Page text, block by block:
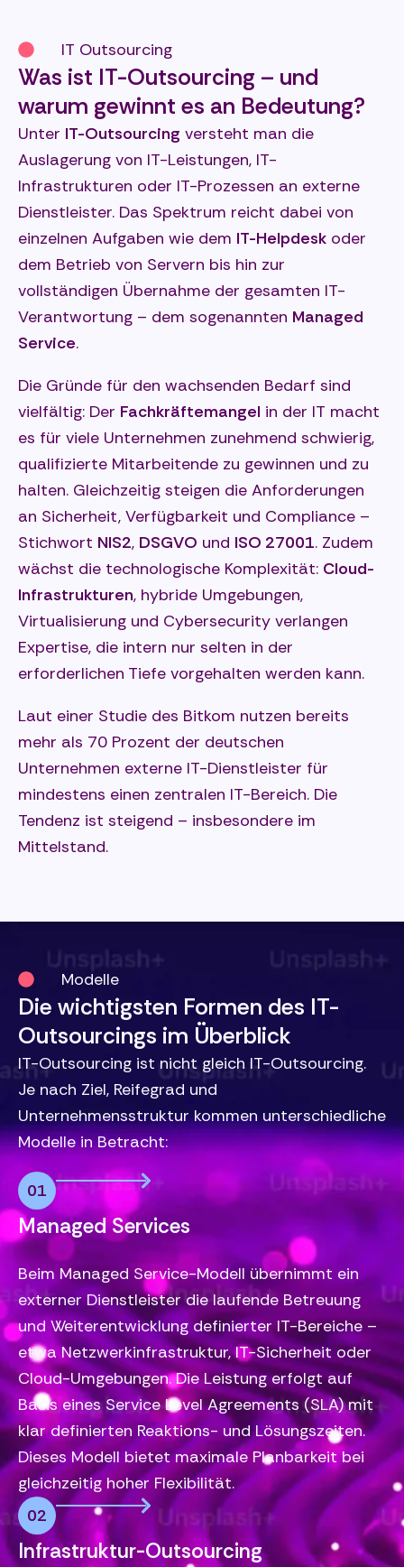
IT Outsourcing
Was ist IT-Outsourcing – und
warum gewinnt es an Bedeutung?
Unter IT-Outsourcing versteht man die
Auslagerung von IT-Leistungen, IT-
Infrastrukturen oder IT-Prozessen an externe
Dienstleister. Das Spektrum reicht dabei von
einzelnen Aufgaben wie dem IT-Helpdesk oder
dem Betrieb von Servern bis hin zur
vollständigen Übernahme der gesamten IT-
Verantwortung – dem sogenannten Managed
Service.
Die Gründe für den wachsenden Bedarf sind
vielfältig: Der Fachkräftemangel in der IT macht
es für viele Unternehmen zunehmend schwierig,
qualifizierte Mitarbeitende zu gewinnen und zu
halten. Gleichzeitig steigen die Anforderungen
an Sicherheit, Verfügbarkeit und Compliance –
Stichwort NIS2, DSGVO und ISO 27001. Zudem
wächst die technologische Komplexität: Cloud-
Infrastrukturen, hybride Umgebungen,
Virtualisierung und Cybersecurity verlangen
Expertise, die intern nur selten in der
erforderlichen Tiefe vorgehalten werden kann.
Laut einer Studie des Bitkom nutzen bereits
mehr als 70 Prozent der deutschen
Unternehmen externe IT-Dienstleister für
mindestens einen zentralen IT-Bereich. Die
Tendenz ist steigend – insbesondere im
Mittelstand.
Modelle
Die wichtigsten Formen des IT-
Outsourcings im Überblick
IT-Outsourcing ist nicht gleich IT-Outsourcing.
Je nach Ziel, Reifegrad und
Unternehmensstruktur kommen unterschiedliche
Modelle in Betracht:
01
Managed Services
Beim Managed Service-Modell übernimmt ein
externer Dienstleister die laufende Betreuung
und Weiterentwicklung definierter IT-Bereiche –
etwa Netzwerkinfrastruktur, IT-Sicherheit oder
Cloud-Umgebungen. Die Leistung erfolgt auf
Basis eines Service Level Agreements (SLA) mit
klar definierten Reaktions- und Lösungszeiten.
Dieses Modell bietet maximale Planbarkeit bei
gleichzeitig hoher Flexibilität.
02
Infrastruktur-Outsourcing